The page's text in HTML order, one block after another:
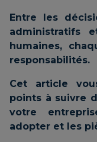
Entre les
administratifs
humaines,
responsabilités.
Cet article
points à suivre
votre
adopter et les